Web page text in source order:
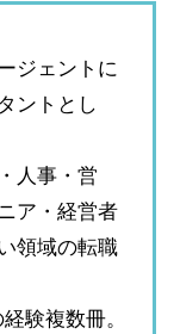
ジェントに
ントとし
人事・営
ア・経営者
領域の転職
験複数冊。